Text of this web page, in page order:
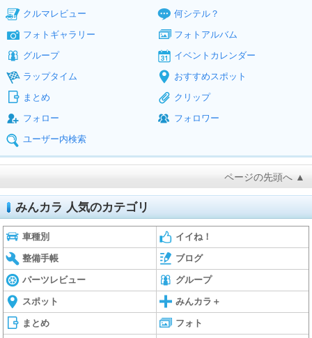
クルマレビュー
何シテル？
フォトギャラリー
フォトアルバム
グループ
イベントカレンダー
ラップタイム
おすすめスポット
まとめ
クリップ
フォロー
フォロワー
ユーザー内検索
ページの先頭へ ▲
みんカラ 人気のカテゴリ
車種別 イイね！
整備手帳 ブログ
パーツレビュー グループ
スポット みんカラ＋
まとめ フォト